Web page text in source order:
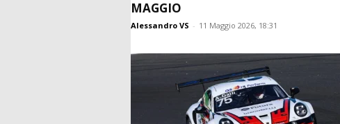
MAGGIO
Alessandro VS - 11 Maggio 2026, 18:31